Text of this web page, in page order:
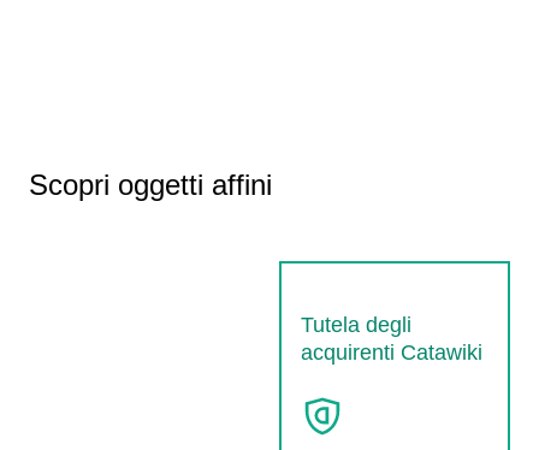
Scopri oggetti affini
Tutela degli
acquirenti Catawiki